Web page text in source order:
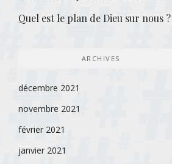
Quel est le plan de Dieu sur nous ?
ARCHIVES
décembre 2021
novembre 2021
février 2021
janvier 2021